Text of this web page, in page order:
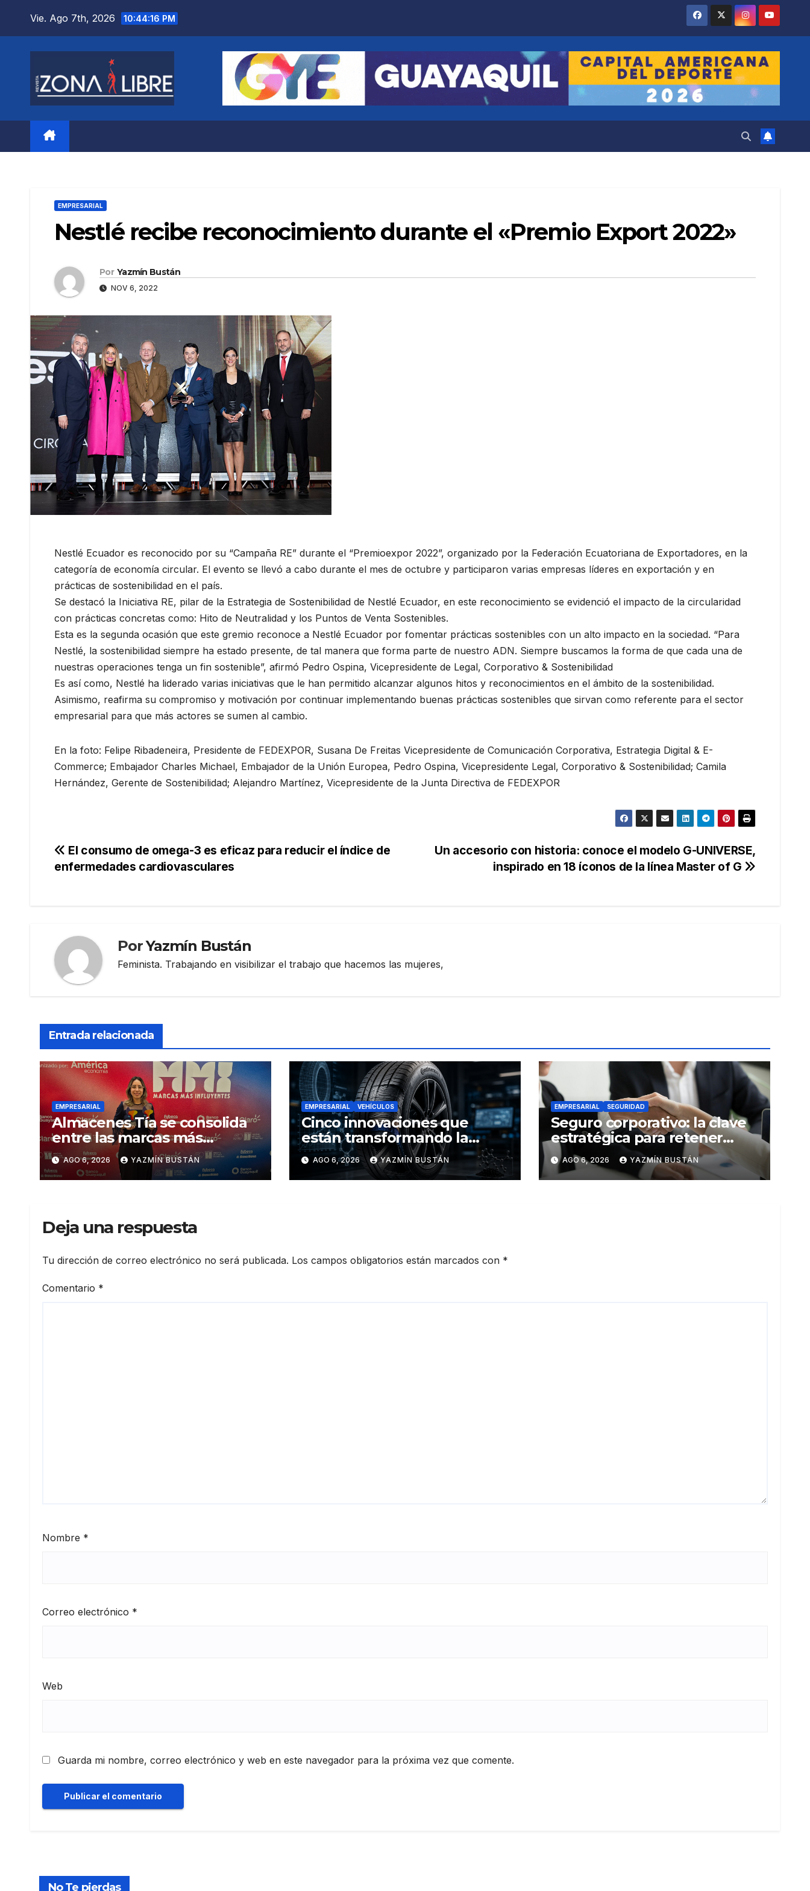
Vie. Ago 7th, 2026 10:44:17 PM
EMPRESARIAL
Nestlé recibe reconocimiento durante el «Premio Export 2022»
Por Yazmín Bustán
NOV 6, 2022
Nestlé Ecuador es reconocido por su “Campaña RE” durante el “Premioexpor 2022”, organizado por la Federación Ecuatoriana de Exportadores, en la
categoría de economía circular. El evento se llevó a cabo durante el mes de octubre y participaron varias empresas líderes en exportación y en
prácticas de sostenibilidad en el país.
Se destacó la Iniciativa RE, pilar de la Estrategia de Sostenibilidad de Nestlé Ecuador, en este reconocimiento se evidenció el impacto de la circularidad
con prácticas concretas como: Hito de Neutralidad y los Puntos de Venta Sostenibles.
Esta es la segunda ocasión que este gremio reconoce a Nestlé Ecuador por fomentar prácticas sostenibles con un alto impacto en la sociedad. “Para
Nestlé, la sostenibilidad siempre ha estado presente, de tal manera que forma parte de nuestro ADN. Siempre buscamos la forma de que cada una de
nuestras operaciones tenga un fin sostenible”, afirmó Pedro Ospina, Vicepresidente de Legal, Corporativo & Sostenibilidad
Es así como, Nestlé ha liderado varias iniciativas que le han permitido alcanzar algunos hitos y reconocimientos en el ámbito de la sostenibilidad.
Asimismo, reafirma su compromiso y motivación por continuar implementando buenas prácticas sostenibles que sirvan como referente para el sector
empresarial para que más actores se sumen al cambio.
En la foto: Felipe Ribadeneira, Presidente de FEDEXPOR, Susana De Freitas Vicepresidente de Comunicación Corporativa, Estrategia Digital & E-
Commerce; Embajador Charles Michael, Embajador de la Unión Europea, Pedro Ospina, Vicepresidente Legal, Corporativo & Sostenibilidad; Camila
Hernández, Gerente de Sostenibilidad; Alejandro Martínez, Vicepresidente de la Junta Directiva de FEDEXPOR
Navegación
Un accesorio con historia: conoce el modelo G-UNIVERSE,
inspirado en 18 íconos de la línea Master of G
El consumo de omega-3 es eficaz para reducir el índice de
enfermedades cardiovasculares
PorYazmín Bustán
Feminista. Trabajando en visibilizar el trabajo que hacemos las mujeres,
Entrada relacionada
EMPRESARIAL
Almacenes Tía se consolida
entre las marcas más
influyentes del Ecuador
AGO 6, 2026 YAZMÍN BUSTÁN
EMPRESARIAL VEHÍCULOS
Cinco innovaciones que
están transformando la
industria de los neumáticos y
redefinen el futuro de la
movilidad
AGO 6, 2026 YAZMÍN BUSTÁN
EMPRESARIAL SEGURIDAD
Seguro corporativo: la clave
estratégica para retener
talento en Ecuador
AGO 6, 2026 YAZMÍN BUSTÁN
Deja una respuesta
Tu dirección de correo electrónico no será publicada. Los campos obligatorios están marcados con *
Comentario *
Nombre *
Correo electrónico *
Web
Guarda mi nombre, correo electrónico y web en este navegador para la próxima vez que comente.
No Te pierdas